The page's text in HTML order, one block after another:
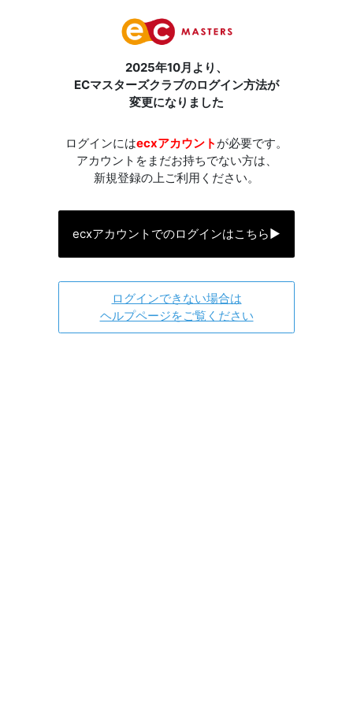
2025年10月より、
ECマスターズクラブのログイン方法が
変更になりました
ログインにはecxアカウント が必要です。
アカウントをまだお持ちでない方は、
新規登録の上ご利用ください。
ecxアカウントでのログインはこちら▶
ログインできない場合は
ヘルプページをご覧ください